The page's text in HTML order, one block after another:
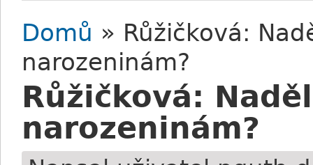
Jste zde
Domů » Růžičková:
narozeninám?
Růžičková:
narozeninám?